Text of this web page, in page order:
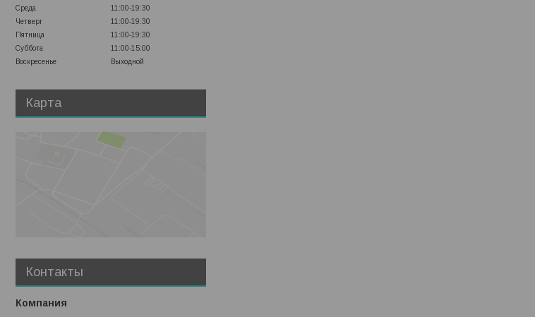
Среда
11:00-19:30
Четверг
11:00-19:30
Пятница
11:00-19:30
Суббота
11:00-15:00
Воскресенье
Выходной
Карта
Контакты